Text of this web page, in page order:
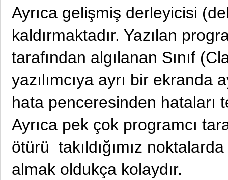
Ayrıca gelişmiş derleyicisi
kaldırmaktadır. Yazılan
tarafından algılanan Sınıf
yazılımcıya ayrı bir ekranda
hata penceresinden hataları
Ayrıca pek çok programcı
ötürü takıldığımız
almak oldukça kolaydır.